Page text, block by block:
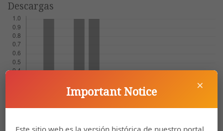
Descargas
×
Important Notice
Este sitio web es la versión histórica de nuestro portal